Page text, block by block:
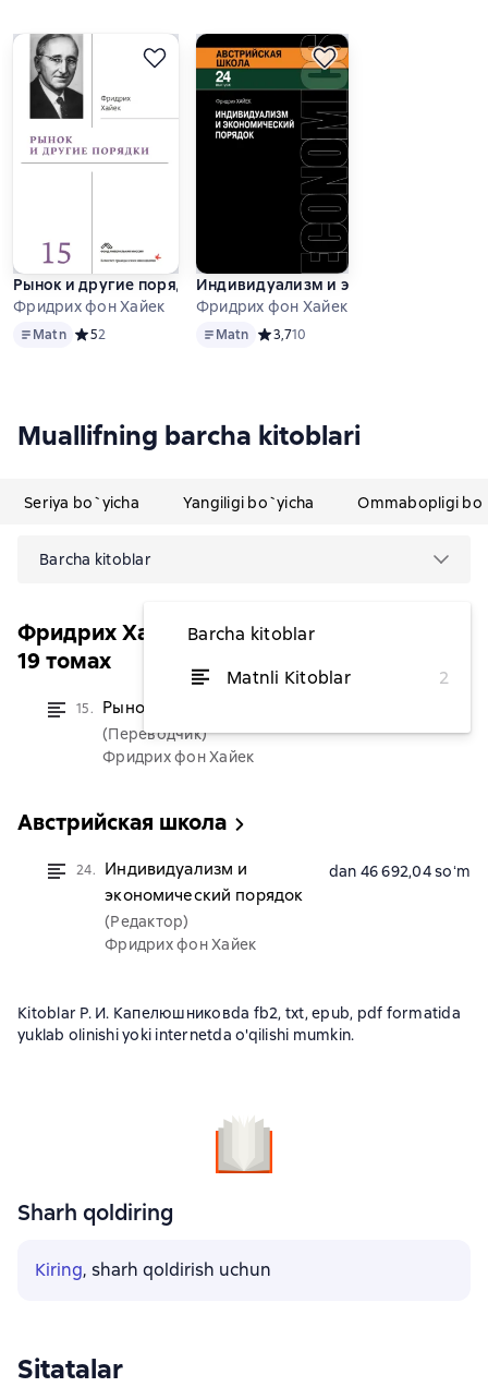
Рынок и другие порядки
Фридрих фон Хайек
MatnMatn Средний рейтинг 5 на основе 2 оценок
52
Индивидуализм и экономический
Фридрих фон Хайек
MatnMatn Средний рейтинг 3,7 на основе 10
3,710
Muallifning barcha kitoblari
Seriya bo`yicha Yangiligi bo`yicha Ommabopligi
Barcha kitoblar
Barcha kitoblar
Matnli Kitoblar
2
Фридрих Хайек. Собрание сочинений в
19 томах
15. Рынок и другие порядки
(Переводчик)
Фридрих фон Хайек
Австрийская школа
24.
Индивидуализм и
экономический порядок
(Редактор)
Фридрих фон Хайек
dan 46 692,04 soʻm
Kitoblar Р. И. Капелюшниковda fb2, txt, epub, pdf formatida
yuklab olinishi yoki internetda o'qilishi mumkin.
Sharh qoldiring
Kiring, sharh qoldirish uchun
Sitatalar